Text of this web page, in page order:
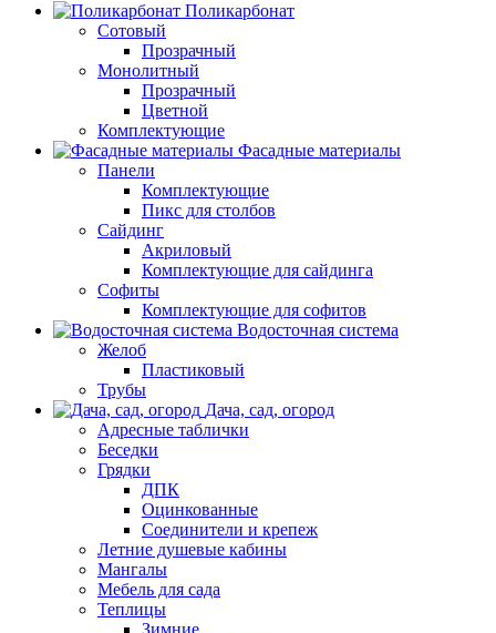
Поликарбонат
Сотовый
Прозрачный
Монолитный
Прозрачный
Цветной
Комплектующие
Фасадные материалы
Панели
Комплектующие
Пикс для столбов
Сайдинг
Акриловый
Комплектующие для сайдинга
Софиты
Комплектующие для софитов
Водосточная система
Желоб
Пластиковый
Трубы
Дача, сад, огород
Адресные таблички
Беседки
Грядки
ДПК
Оцинкованные
Соединители и крепеж
Летние душевые кабины
Мангалы
Мебель для сада
Теплицы
Зимние